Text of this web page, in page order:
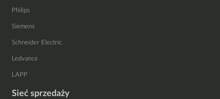
Philips
Siemens
Schneider Electric
Ledvance
LAPP
Sieć sprzedaży